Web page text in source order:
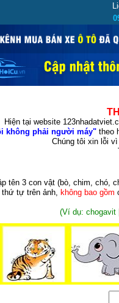
Hiện tại website
không phải người máy"theo
Chúng tôi xin lỗi
tên 3 con vật (bò, chim, chó,
thứ tự trên ảnh, không bao gồm
(Ví dụ: chogavit